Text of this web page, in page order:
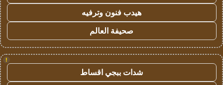
هيدب فنون وترفيه
صحيفة العالم
!
شدات ببجي اقساط